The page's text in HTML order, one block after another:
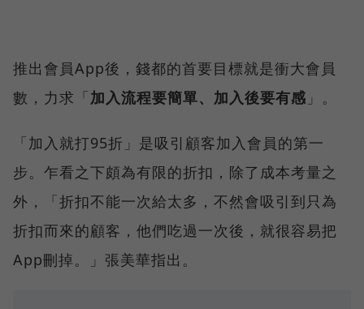
推出會員App後，錢都的首要目標就是衝大會員
數，力求「加入流程要簡單、加入後要有感 」。
「加入就打95折」是吸引顧客加入會員的第一
步。乍看之下頗為有限的折扣，除了成本考量之
外，「折扣不能一次給太多，不然會吸引到只為
折扣而來的顧客，他們吃過一次後，就很容易把
App刪掉。」張美華指出。